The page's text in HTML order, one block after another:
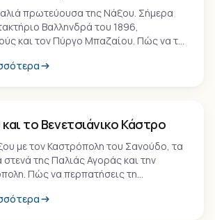
πρωτεύουσα της Νάξου. Σήμερα
Βαλληνδρά του 1896,
και τον Πύργο Μπαζαίου. Πώς να το
το Βενετσιάνικο Κάστρο
με τον Καστρόπολη του Σανούδο, τα
της Παλιάς Αγοράς και την
Πώς να περπατήσεις τη